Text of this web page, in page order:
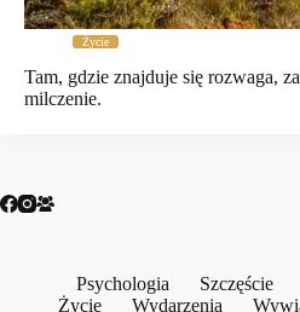
Życie
Tam, gdzie znajduje się rozwaga,
milczenie.
Psychologia Szczęście
Życie
Wydarzenia